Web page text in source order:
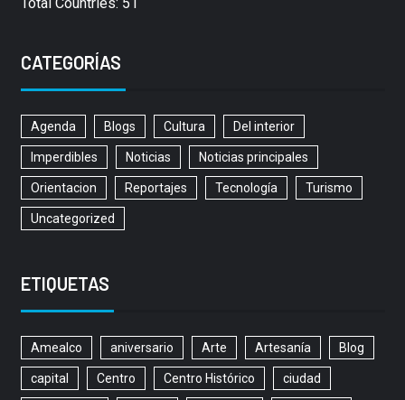
Total Countries: 51
CATEGORÍAS
Agenda Blogs Cultura Del interior
Imperdibles Noticias Noticias principales
Orientacion Reportajes Tecnología Turismo
Uncategorized
ETIQUETAS
Amealco aniversario Arte Artesanía Blog
capital Centro Centro Histórico ciudad